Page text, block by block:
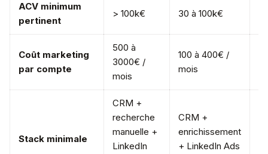
ACV minimum
pertinent
> 100k€ 30 à 100k€
Coût marketing
par compte
500 à
3000€ /
mois
100 à 400€ /
mois
Stack minimale
CRM +
recherche
manuelle +
LinkedIn
CRM +
enrichissement
+ LinkedIn Ads